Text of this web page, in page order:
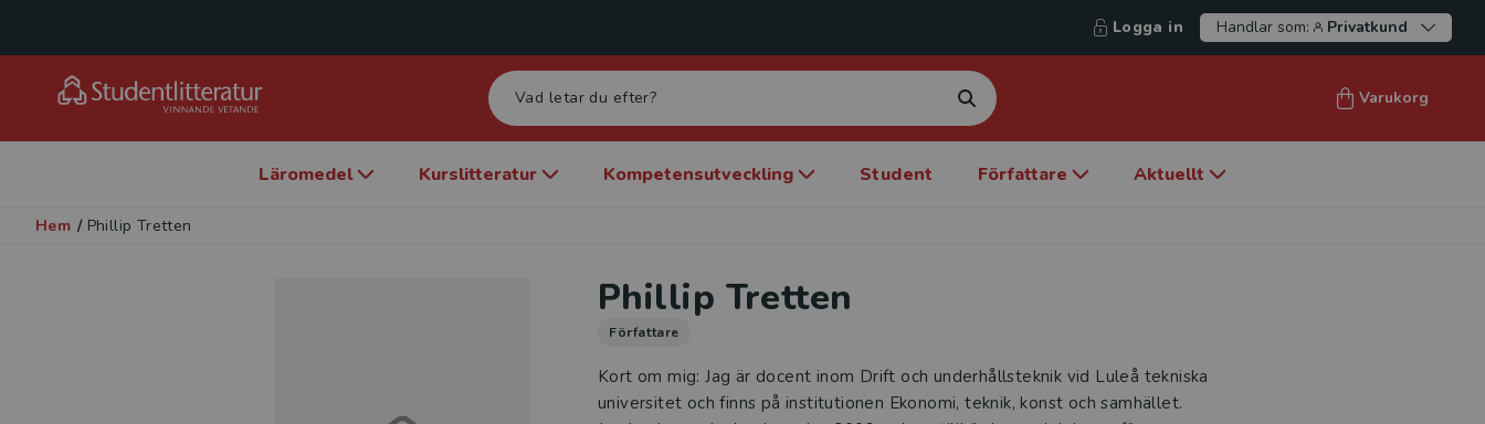
Logga in Handlar som: Privatkund
Varukorg
Läromedel Kurslitteratur Kompetensutveckling Student Författare Aktuellt
Hem / Phillip Tretten
Phillip Tretten
Författare
Kort om mig: Jag är docent inom Drift och underhållsteknik vid Luleå tekniska
universitet och finns på institutionen Ekonomi, teknik, konst och samhället.